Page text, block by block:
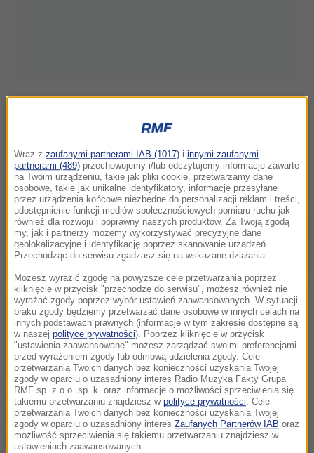
Od kilku lat rodzice nastolatki nie mieszkali razem.
Córką zajmował się ojciec. Kilka dni temu matka
nastolatki, zgłosiła się na policję i powiedziała, że
dziecko było gwałcone przez ojca.
Tego dnia córka stanęła przede mną i powiedziała:
nie jestem już dziewicą. Ojciec mnie tego pozbawił
miała zeznać kobieta.
Wraz z zaufanymi partnerami IAB (1017) i innymi zaufanymi
partnerami (489) przechowujemy i/lub odczytujemy informacje zawarte
na Twoim urządzeniu, takie jak pliki cookie, przetwarzamy dane
osobowe, takie jak unikalne identyfikatory, informacje przesyłane
przez urządzenia końcowe niezbędne do personalizacji reklam i treści,
udostępnienie funkcji mediów społecznościowych pomiaru ruchu jak
również dla rozwoju i poprawny naszych produktów. Za Twoją zgodą
my, jak i partnerzy możemy wykorzystywać precyzyjne dane
geolokalizacyjne i identyfikację poprzez skanowanie urządzeń.
Przechodząc do serwisu zgadzasz się na wskazane działania.
Możesz wyrazić zgodę na powyższe cele przetwarzania poprzez
kliknięcie w przycisk "przechodzę do serwisu", możesz również nie
wyrażać zgody poprzez wybór ustawień zaawansowanych. W sytuacji
braku zgody będziemy przetwarzać dane osobowe w innych celach na
innych podstawach prawnych (informacje w tym zakresie dostępne są
w naszej polityce prywatności). Poprzez kliknięcie w przycisk
"ustawienia zaawansowane" możesz zarządzać swoimi preferencjami
przed wyrażeniem zgody lub odmową udzielenia zgody. Cele
przetwarzania Twoich danych bez konieczności uzyskania Twojej
zgody w oparciu o uzasadniony interes Radio Muzyka Fakty Grupa
RMF sp. z o.o. sp. k. oraz informacje o możliwości sprzeciwienia się
takiemu przetwarzaniu znajdziesz w polityce prywatności. Cele
przetwarzania Twoich danych bez konieczności uzyskania Twojej
zgody w oparciu o uzasadniony interes Zaufanych Partnerów IAB oraz
możliwość sprzeciwienia się takiemu przetwarzaniu znajdziesz w
ustawieniach zaawansowanych.